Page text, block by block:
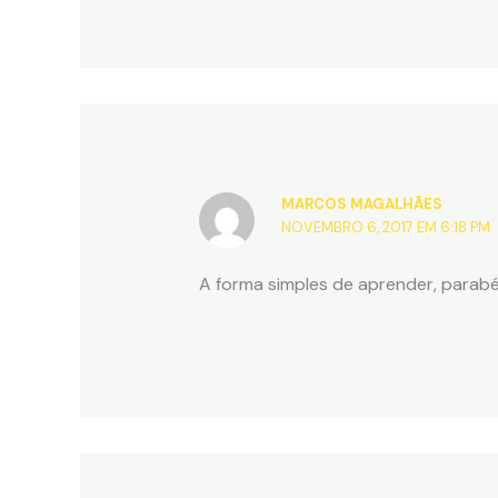
MARCOS MAGALHÃES
NOVEMBRO 6, 2017 EM 6:18 PM
A forma simples de aprender,